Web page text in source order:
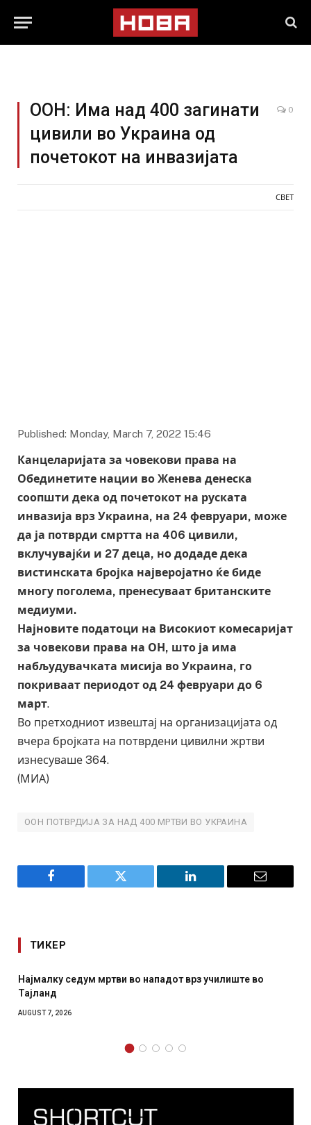
ООН: Има над 400 загинати
цивили во Украина од
почетокот на инвазијата
0
СВЕТ
Published: Monday, March 7, 2022 15:46
Канцеларијата за човекови права на
Обединетите нации во Женева денеска
соопшти дека од почетокот на руската
инвазија врз Украина, на 24 февруари, може
да ја потврди смртта на 406 цивили,
вклучувајќи и 27 деца, но додаде дека
вистинската бројка најверојатно ќе биде
многу поголема, пренесуваат британските
медиуми.
Најновите податоци на Високиот комесаријат
за човекови права на ОН, што ја има
набљудувачката мисија во Украина, го
покриваат периодот од 24 февруари до 6
март.
Во претходниот извештај на организацијата од
вчера бројката на потврдени цивилни жртви
изнесуваше 364.
(МИА)
ООН ПОТВРДИЈА ЗА НАД 400 МРТВИ ВО УКРАИНА
Facebook Twitter LinkedIn Email
ТИКЕР
Најмалку седум мртви во нападот врз училиште во
Тајланд
AUGUST 7, 2026